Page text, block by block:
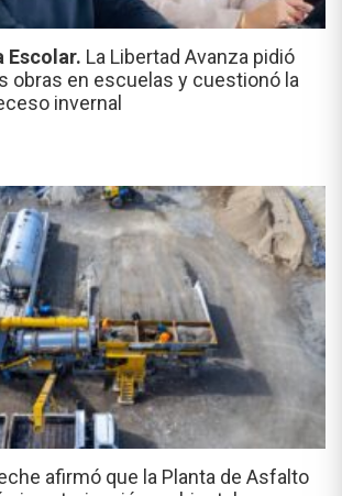
Escolar. La Libertad Avanza pidió
obras en escuelas y cuestionó la
invernal
afirmó que la Planta de Asfalto